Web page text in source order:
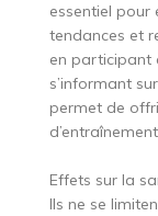
essentiel pour
tendances et
en participant
s’informant
permet de
Effets sur la
Ils ne se